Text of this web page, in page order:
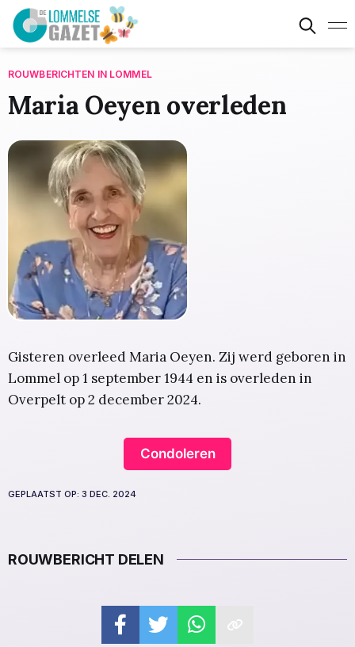
ROUWBERICHTEN IN LOMMEL
Maria Oeyen overleden
Gisteren overleed Maria Oeyen. Zij werd geboren in
Lommel op 1 september 1944 en is overleden in
Overpelt op 2 december 2024.
Condoleren
GEPLAATST OP: 3 DEC. 2024
ROUWBERICHT DELEN